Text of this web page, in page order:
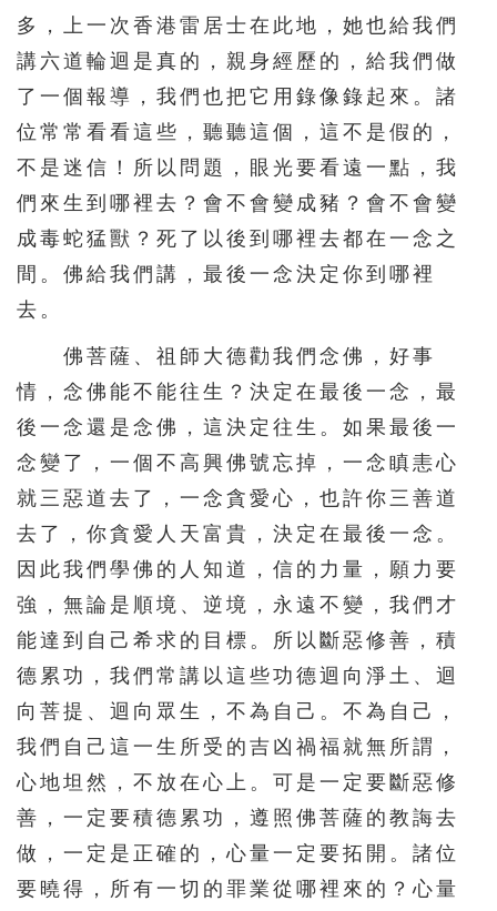
多，上一次香港雷居士在此地，她也給我們
講六道輪迴是真的，親身經歷的，給我們做
了一個報導，我們也把它用錄像錄起來。諸
位常常看看這些，聽聽這個，這不是假的，
不是迷信！所以問題，眼光要看遠一點，我
們來生到哪裡去？會不會變成豬？會不會變
成毒蛇猛獸？死了以後到哪裡去都在一念之
間。佛給我們講，最後一念決定你到哪裡
去。
佛菩薩、祖師大德勸我們念佛，好事
情，念佛能不能往生？決定在最後一念，最
後一念還是念佛，這決定往生。如果最後一
念變了，一個不高興佛號忘掉，一念瞋恚心
就三惡道去了，一念貪愛心，也許你三善道
去了，你貪愛人天富貴，決定在最後一念。
因此我們學佛的人知道，信的力量，願力要
強，無論是順境、逆境，永遠不變，我們才
能達到自己希求的目標。所以斷惡修善，積
德累功，我們常講以這些功德迴向淨土、迴
向菩提、迴向眾生，不為自己。不為自己，
我們自己這一生所受的吉凶禍福就無所謂，
心地坦然，不放在心上。可是一定要斷惡修
善，一定要積德累功，遵照佛菩薩的教誨去
做，一定是正確的，心量一定要拓開。諸位
要曉得，所有一切的罪業從哪裡來的？心量